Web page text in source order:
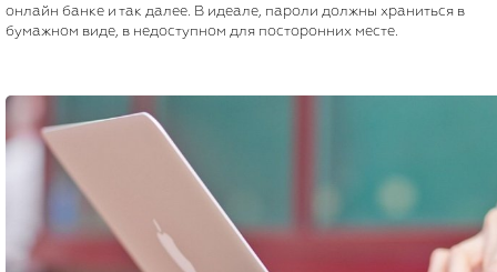
онлайн банке и так далее. В идеале, пароли должны храниться в
бумажном виде, в недоступном для посторонних месте.